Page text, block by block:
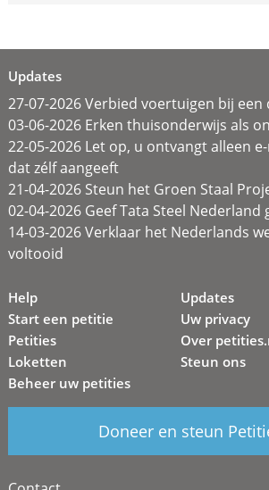
Updates
27-07-2026 Verbied voertuigen bij
03-06-2026 Erken thuisonderwijs als
22-05-2026 Let op, u ontvangt alleen
dat zélf aangeeft
21-04-2026 Steun het Groen Staal
02-04-2026 Geef Tata Steel
14-03-2026 Verklaar het Nederlands
voltooid
Help
Start een petitie
Petities
Loketten
Beheer uw petities
Updates
Uw privacy
Over
Steun ons
Doneer en steun